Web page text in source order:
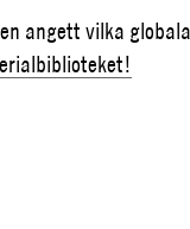
angett vilka